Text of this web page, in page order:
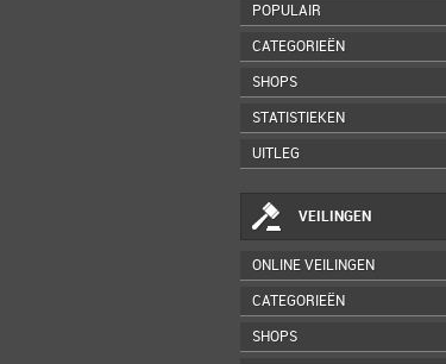
POPULAIR
CATEGORIEËN
SHOPS
STATISTIEKEN
UITLEG
VEILINGEN
ONLINE VEILINGEN
CATEGORIEËN
SHOPS